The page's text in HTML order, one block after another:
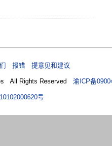
们 报错 提意见和建议
All Rights Reserved渝ICP备
号